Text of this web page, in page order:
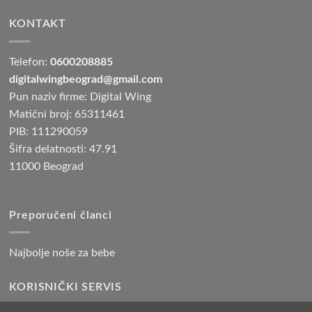
KONTAKT
Telefon:0600208885
digitalwingbeograd@gmail.com
Pun naziv firme: Digital Wing
Matični broj: 65311461
PIB: 111290059
Šifra delatnosti: 47.91
11000 Beograd
Preporučeni članci
Najbolje noše za bebe
KORISNIČKI SERVIS